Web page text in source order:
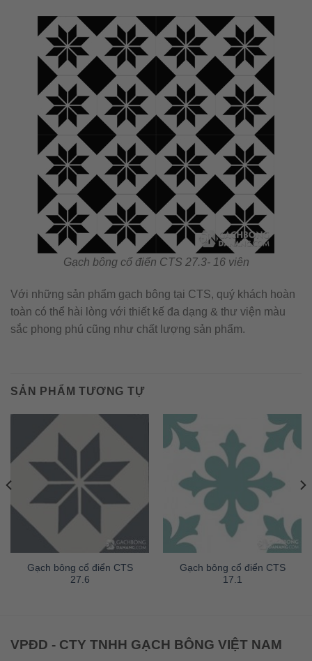
Gạch bông cổ điển CTS 27.3- 16 viên
Với những sản phẩm gạch bông tại CTS, quý khách hoàn
toàn có thể hài lòng với thiết kế đa dạng & thư viện màu
sắc phong phú cũng như chất lượng sản phẩm.
SẢN PHẨM TƯƠNG TỰ
Gạch bông cổ điển CTS
27.6
Gạch bông cổ điển CTS
17.1
VPĐD - CTY TNHH GẠCH BÔNG VIỆT NAM